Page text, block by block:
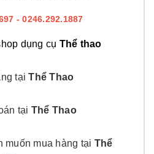
- 0246.292.1887
dụng cụ Thể thao
tạiThể Thao
tại Thể Thao
muốn mua hàng tại Thể